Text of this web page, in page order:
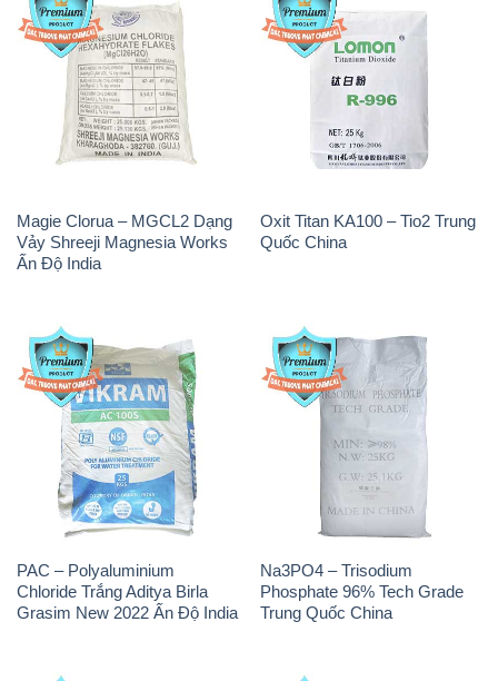
Magie Clorua – MGCL2 Dạng
Vảy Shreeji Magnesia Works
Ấn Độ India
Oxit Titan KA100 – Tio2 Trung
Quốc China
PAC – Polyaluminium
Chloride Trắng Aditya Birla
Grasim New 2022 Ấn Độ India
Na3PO4 – Trisodium
Phosphate 96% Tech Grade
Trung Quốc China